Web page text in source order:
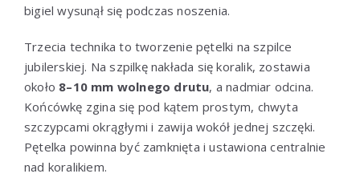
bigiel wysunął się podczas noszenia.
Trzecia technika to tworzenie pętelki na szpilce
jubilerskiej. Na szpilkę nakłada się koralik, zostawia
około 8–10 mm wolnego drutu, a nadmiar odcina.
Końcówkę zgina się pod kątem prostym, chwyta
szczypcami okrągłymi i zawija wokół jednej szczęki.
Pętelka powinna być zamknięta i ustawiona centralnie
nad koralikiem.